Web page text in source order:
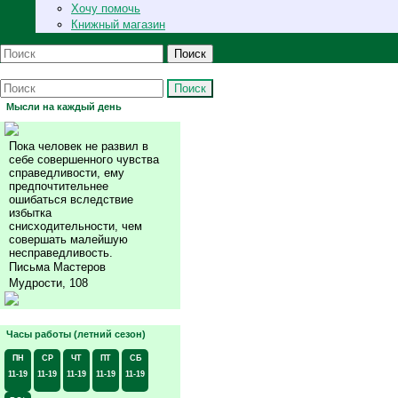
Хочу помочь
Книжный магазин
Поиск
Поиск
Мысли на каждый день
Пока человек не развил в
себе совершенного чувства
справедливости, ему
предпочтительнее
ошибаться вследствие
избытка
снисходительности, чем
совершать малейшую
несправедливость.
Письма Мастеров
Мудрости, 108
Часы работы (летний сезон)
ПН
11-19
СР
11-19
ЧТ
11-19
ПТ
11-19
СБ
11-19